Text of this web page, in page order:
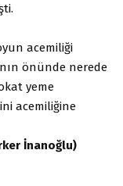
acemiliği
önünde nerede
yeme
acemiliğine
İnanoğlu)